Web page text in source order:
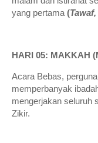
yang pertama (
HARI 05: MAKKAH
Acara Bebas,
memperbanyak
mengerjakan seluruh
Zikir.